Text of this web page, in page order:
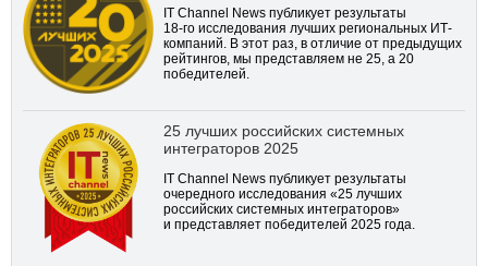
IT Channel News публикует результаты
18-го исследования лучших региональных ИТ-
компаний. В этот раз, в отличие от предыдущих
рейтингов, мы представляем не 25, а 20
победителей.
25 лучших российских системных
интеграторов 2025
IT Channel News публикует результаты
очередного исследования «25 лучших
российских системных интеграторов»
и представляет победителей 2025 года.